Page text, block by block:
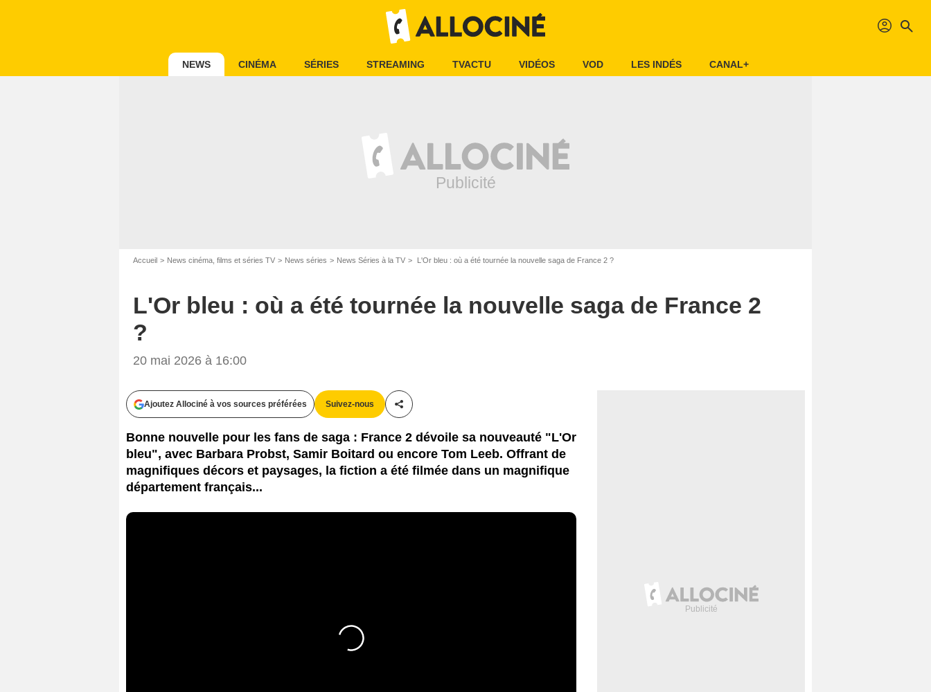
profil search
NEWS CINÉMA SÉRIES STREAMING TVACTU VIDÉOS VOD LES INDÉS CANAL+
Accueil News cinéma, films et séries TV News séries News Séries à la TV L'Or bleu : où a été tournée la nouvelle saga de France 2 ?
L'Or bleu : où a été tournée la nouvelle saga de France 2
?
20 mai 2026 à 16:00
Ajoutez Allociné à vos sources préférées Suivez-nous
Partager cet article
Bonne nouvelle pour les fans de saga : France 2 dévoile sa nouveauté "L'Or
bleu", avec Barbara Probst, Samir Boitard ou encore Tom Leeb. Offrant de
magnifiques décors et paysages, la fiction a été filmée dans un magnifique
département français...